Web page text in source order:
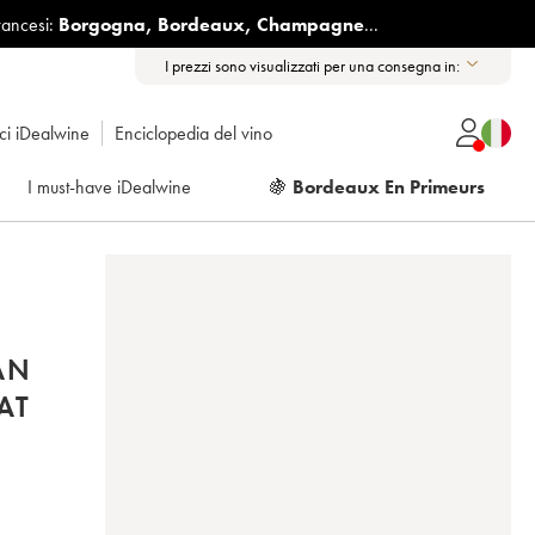
Borgogna, Bordeaux, Champagne...
I prezzi sono visualizzati per una consegna in:
iDealwine Enciclopedia del vino
I must-have iDealwine 🍇 Bordeaux En Primeurs